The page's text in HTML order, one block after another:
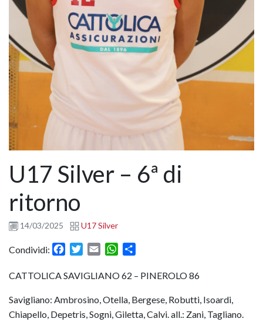
U17 Silver – 6ª di
ritorno
14/03/2025 U17 Silver
Condividi: FacebookTwitter
Email WhatsApp
CATTOLICA SAVIGLIANO 62 – PINEROLO 86
Savigliano: Ambrosino, Otella, Bergese, Robutti, Isoardi,
Chiapello, Depetris, Sogni, Giletta, Calvi. all.: Zani, Tagliano.